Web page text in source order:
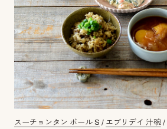
スーチョンタン ボール S / エブリデイ 汁碗 /